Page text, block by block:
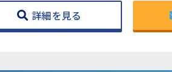
詳細を見る